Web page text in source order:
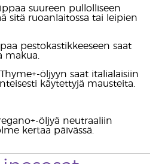
suureen pullolliseen
sitä ruoanlaitossa tai leipien
pestokastikkeeseen saat
makua.
öljyyn saat italialaisiin
käytettyjä mausteita.
öljyä neutraaliin
kertaa päivässä.